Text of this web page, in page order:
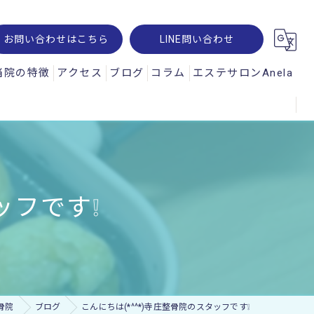
お問い合わせはこちら LINE問い合わせ
スコープ
院の特徴
腰痛
スポーツ
神経痛
アクセス ブログ コラム エステサロンAnela
です❕
院 ブログ こんにちは(*^^*)寺庄整骨院のスタッフです❕